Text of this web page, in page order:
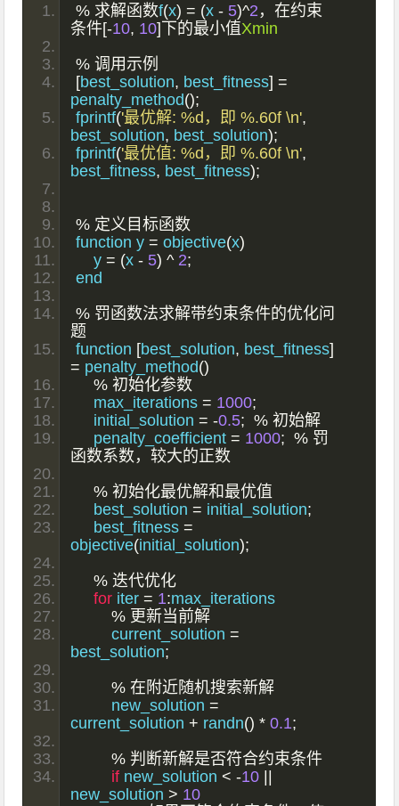
% 求解函数f(x) = (x - 5)^2 ，在约束
条件[-10, 10]下的最小值Xmin
% 调用示例
[best_solution, best_fitness] =
penalty_method();
fprintf('最优解: %d，即 %.60f \n',
best_solution, best_solution);
fprintf('最优值: %d，即 %.60f \n',
best_fitness, best_fitness);
% 定义目标函数
function y = objective(x)
    y
= (x - 5) ^ 2;
end
% 罚函数法求解带约束条件的优化问
题
function [best_solution, best_fitness]
= penalty_method()
% 初始化参数
    max_iterations
= 1000;
    initial_solution
= -0.5; % 初始解
    penalty_coefficient
= 1000; % 罚
函数系数，较大的正数
% 初始化最优解和最优值
    best_solution
= initial_solution;
    best_fitness
=
objective(initial_solution);
% 迭代优化
for iter = 1:max_iterations
% 更新当前解
        current_solution
=
best_solution;
% 在附近随机搜索新解
        new_solution
=
current_solution + randn() * 0.1;
% 判断新解是否符合约束条件
if new_solution < -10 ||
new_solution > 10